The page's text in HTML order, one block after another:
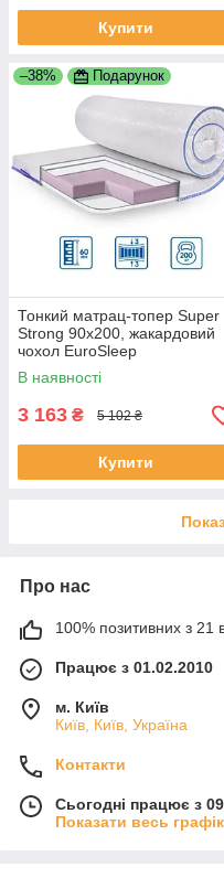
Купити
–38% Подарунок
Тонкий матрац-топер Super
Strong 90x200, жакардовий
чохол EuroSleep
В наявності
3 163 ₴ 5 102 ₴
Купити
Про нас
100% позитивних з 21
Працює з 01.02.2010
м. Київ
Київ, Київ, Україна
Контакти
Сьогодні працює з
Показати весь